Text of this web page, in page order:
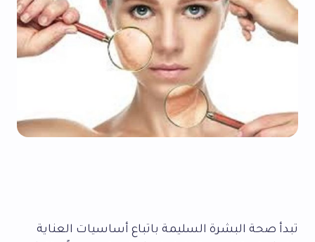
تبدأ صحة البشرة السليمة باتباع أساسيات العناية